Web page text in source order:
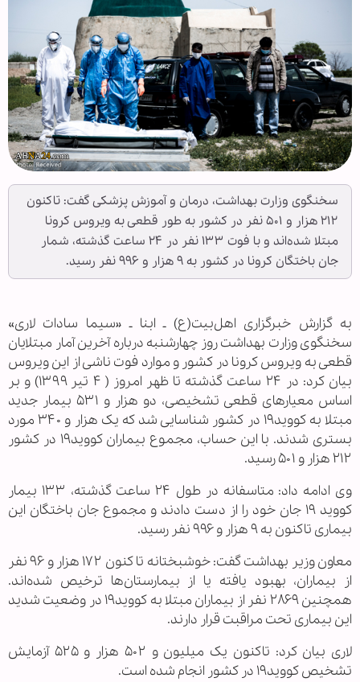
سخنگوی وزارت بهداشت، درمان و آموزش پزشکی گفت: تاکنون
۲۱۲ هزار و ۵۰۱ نفر در کشور به طور قطعی به ویروس کرونا
مبتلا شده‌اند و با فوت ۱۳۳ نفر در ۲۴ ساعت گذشته، شمار
جان باختگان کرونا در کشور به ۹ هزار و ۹۹۶ نفر رسید.
به گزارش خبرگزاری اهل‌بیت(ع) ـ ابنا ـ «سیما سادات لاری»
سخنگوی وزارت بهداشت روز چهارشنبه درباره آخرین آمار مبتلایان
قطعی به ویروس کرونا در کشور و موارد فوت ناشی از این ویروس
بیان کرد: در ۲۴ ساعت گذشته تا ظهر امروز ( ۴ تیر ۱۳۹۹) و بر
اساس معیارهای قطعی تشخیصی، دو هزار و ۵۳۱ بیمار جدید
مبتلا به کووید۱۹ در کشور شناسایی شد که یک هزار و ۳۴۰ مورد
بستری شدند. با این حساب، مجموع بیماران کووید۱۹ در کشور
۲۱۲ هزار و ۵۰۱ رسید.
وی ادامه داد: متاسفانه در طول ۲۴ ساعت گذشته، ۱۳۳ بیمار
کووید ۱۹ جان خود را از دست دادند و مجموع جان باختگان این
بیماری تاکنون به ۹ هزار و ۹۹۶ نفر رسید.
معاون وزیر بهداشت گفت: خوشبختانه تا کنون ۱۷۲ هزار و ۹۶ نفر
از بیماران، بهبود یافته یا از بیمارستان‌ها ترخیص شده‌اند.
همچنین ۲۸۶۹ نفر از بیماران مبتلا به کووید۱۹ در وضعیت شدید
این بیماری تحت مراقبت قرار دارند.
لاری بیان کرد: تاکنون یک میلیون و ۵۰۲ هزار و ۵۲۵ آزمایش
تشخیص کووید۱۹ در کشور انجام شده است.